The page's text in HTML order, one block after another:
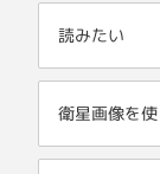
読みたい
衛星画像を